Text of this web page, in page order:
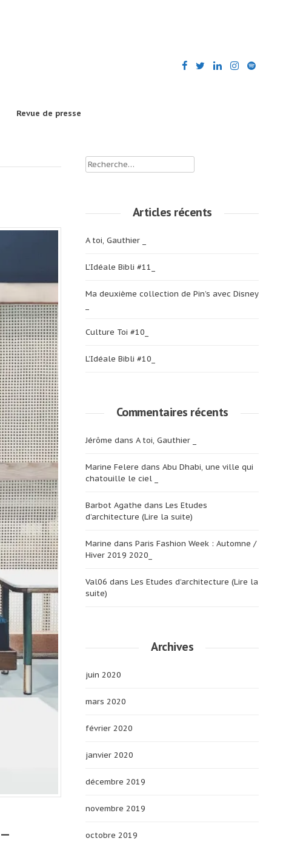
Revue de presse
Rechercher :
Articles récents
A toi, Gauthier _
L’Idéale Bibli #11_
Ma deuxième collection de Pin’s avec Disney
Culture Toi #10_
L’Idéale Bibli #10_
Commentaires récents
Jérôme dans A toi, Gauthier _
Marine Felere dans Abu Dhabi, une ville qui
chatouille le ciel _
Barbot Agathe dans Les Etudes
d’architecture (Lire la suite)
Marine dans Paris Fashion Week : Automne /
Hiver 2019 2020_
Val06 dans Les Etudes d’architecture (Lire la
suite)
Archives
juin 2020
mars 2020
février 2020
janvier 2020
décembre 2019
novembre 2019
octobre 2019